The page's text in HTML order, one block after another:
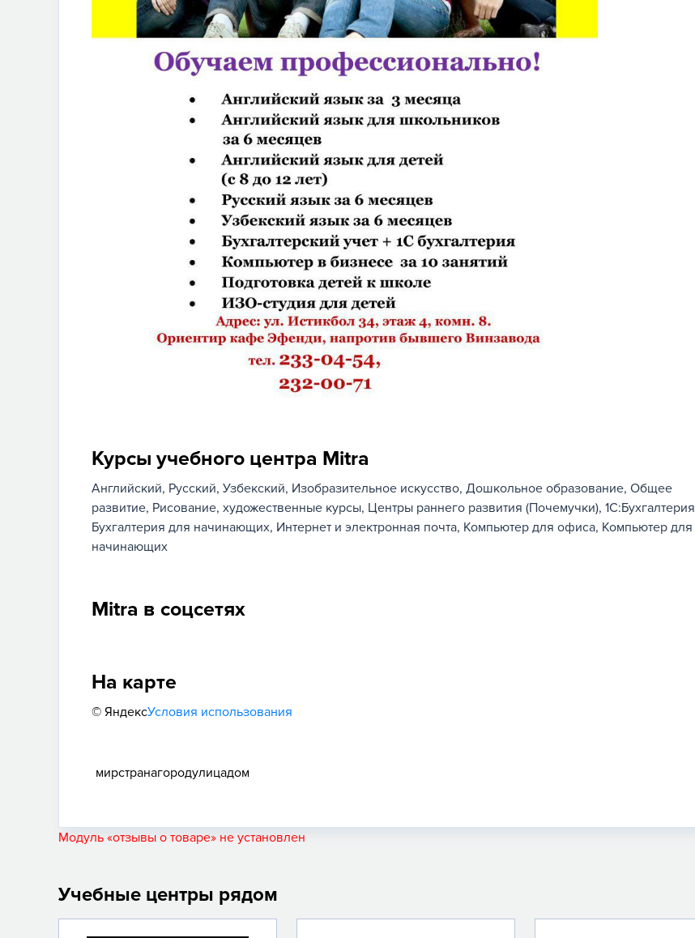
Курсы учебного центра Mitra
Английский Русский Узбекский Изобразительное искусство Дошкольное образование Общее
развитие Рисование, художественные курсы Центры раннего развития (Почемучки) 1С:Бухгалтерия
Бухгалтерия для начинающих Интернет и электронная почта Компьютер для офиса Компьютер для
начинающих
Mitra в соцсетях
На карте
© ЯндексУсловия использования
мирстранагородулицадом
Модуль «отзывы о товаре» не установлен
Учебные центры рядом